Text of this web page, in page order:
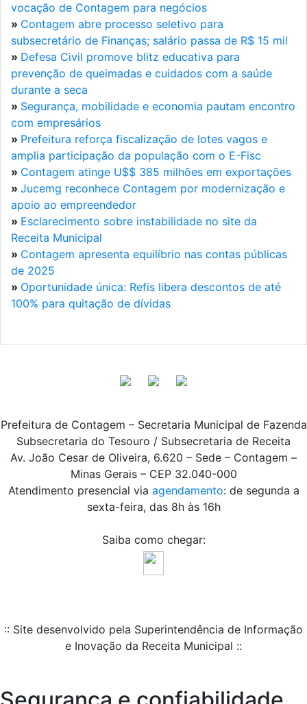
vocação de Contagem para negócios
» Contagem abre processo seletivo para
subsecretário de Finanças; salário passa de R$ 15 mil
» Defesa Civil promove blitz educativa para
prevenção de queimadas e cuidados com a saúde
durante a seca
» Segurança, mobilidade e economia pautam encontro
com empresários
» Prefeitura reforça fiscalização de lotes vagos e
amplia participação da população com o E-Fisc
» Contagem atinge U$$ 385 milhões em exportações
» Jucemg reconhece Contagem por modernização e
apoio ao empreendedor
» Esclarecimento sobre instabilidade no site da
Receita Municipal
» Contagem apresenta equilíbrio nas contas públicas
de 2025
» Oportunidade única: Refis libera descontos de até
100% para quitação de dívidas
Prefeitura de Contagem – Secretaria Municipal de Fazenda
Subsecretaria do Tesouro / Subsecretaria de Receita
Av. João Cesar de Oliveira, 6.620 – Sede – Contagem –
Minas Gerais – CEP 32.040-000
Atendimento presencial via agendamento: de segunda a
sexta-feira, das 8h às 16h
Saiba como chegar:
:: Site desenvolvido pela Superintendência de Informação
e Inovação da Receita Municipal ::